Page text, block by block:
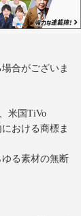
合がございま
米国TiVo
おける商標ま
る素材の無断